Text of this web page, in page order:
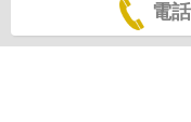
電